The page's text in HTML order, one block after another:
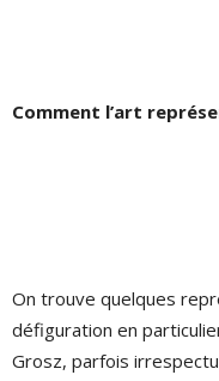
Comment l’art
On trouve quelques
défiguration en
Grosz, parfois